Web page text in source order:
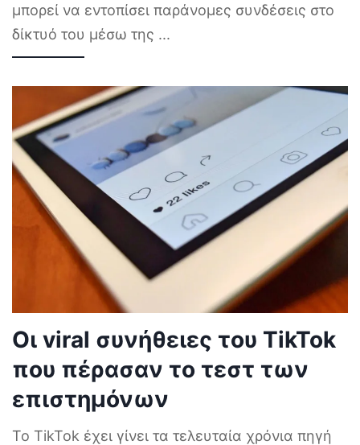
μπορεί να εντοπίσει παράνομες συνδέσεις στο
δίκτυό του μέσω της ...
Οι viral συνήθειες του TikTok
που πέρασαν το τεστ των
επιστημόνων
Το TikTok έχει γίνει τα τελευταία χρόνια πηγή